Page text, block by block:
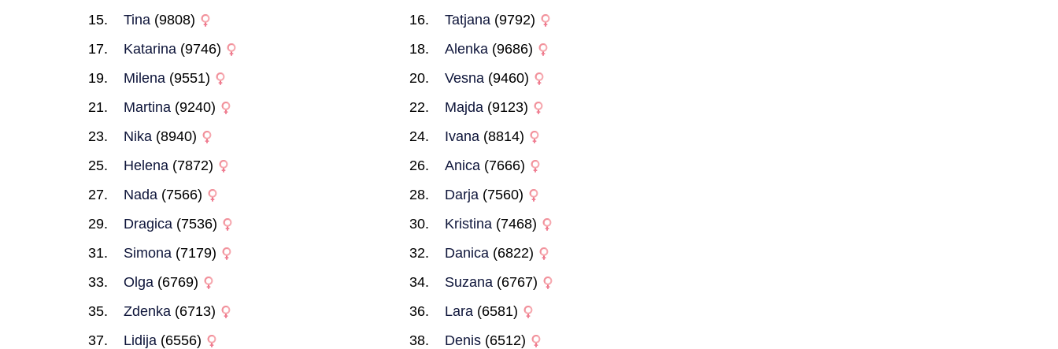
Tina (9808) Tatjana(9792)
Katarina (9746) Alenka(9686)
Milena (9551) Vesna(9460)
Martina (9240) Majda(9123)
Nika (8940) Ivana(8814)
Helena (7872) Anica(7666)
Nada (7566) Darja(7560)
Dragica (7536) Kristina(7468)
Simona (7179) Danica(6822)
Olga (6769) Suzana(6767)
Zdenka (6713) Lara(6581)
Lidija (6556) Denis(6512)